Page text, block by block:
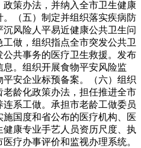
策办法，并纳入全市卫生健康
（五）制定并组织落实疾病防
风险人平易近健康公共卫生问
做，组织指点全市突发公共卫
共事务的医疗卫生救援。发布
。组织开展食物平安风险监
安企业标预备案。（六）组织
龄化政策办法，担任推进全市
系工做。承担市老龄工做委员
国度和省公布的医疗机构、医
康专业手艺人员资历尺度、执
疗办事评价和监视办理系统。